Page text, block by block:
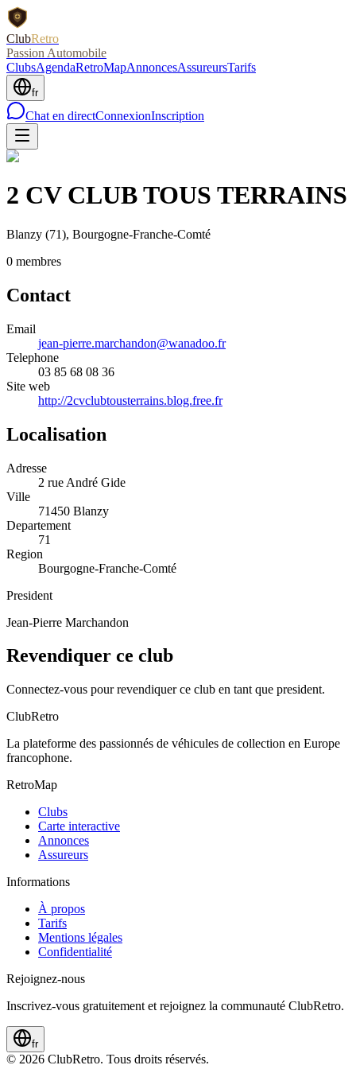
ClubRetro
Passion Automobile
ClubsAgendaRetroMapAnnoncesAssureursTarifs
fr
Chat en directConnexionInscription
2 CV CLUB TOUS TERRAINS
Blanzy (71), Bourgogne-Franche-Comté
0 membres
Contact
Email
jean-pierre.marchandon@wanadoo.fr
Telephone
03 85 68 08 36
Site web
http://2cvclubtousterrains.blog.free.fr
Localisation
Adresse
2 rue André Gide
Ville
71450 Blanzy
Departement
71
Region
Bourgogne-Franche-Comté
President
Jean-Pierre Marchandon
Revendiquer ce club
Connectez-vous pour revendiquer ce club en tant que president.
ClubRetro
La plateforme des passionnés de véhicules de collection en Europe
francophone.
RetroMap
Clubs
Carte interactive
Annonces
Assureurs
Informations
À propos
Tarifs
Mentions légales
Confidentialité
Rejoignez-nous
Inscrivez-vous gratuitement et rejoignez la communauté ClubRetro.
fr
© 2026 ClubRetro. Tous droits réservés.